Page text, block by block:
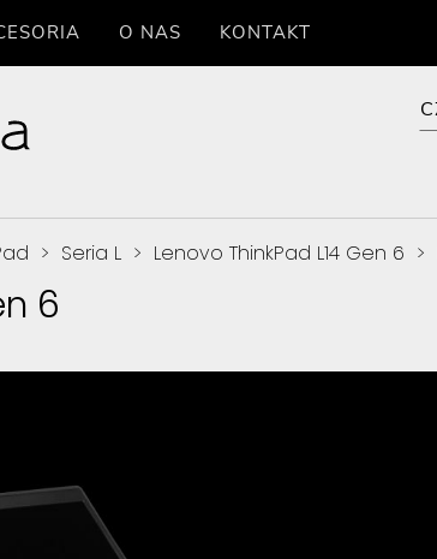
O NAS KONTAKT
> Seria L > Lenovo ThinkPad L14 Gen 6 >
6